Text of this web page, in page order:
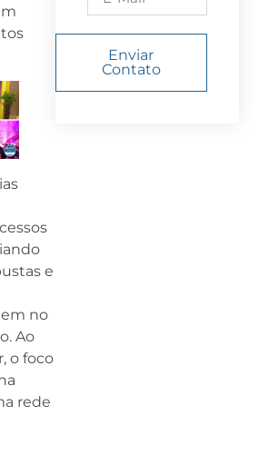
e
no
Ao
o foco
rede
Enviar
Contato